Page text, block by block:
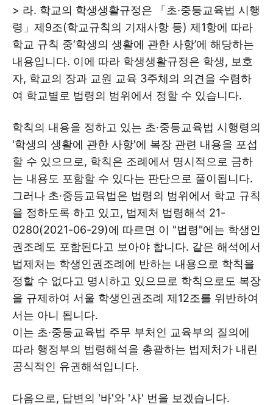
> 라. 학교의 학생생활규정은 「초·중등교육법 시행
령」제9조(학교규칙의 기재사항 등) 제1항에 따라
학교 규칙 중‘학생의 생활에 관한 사항’에 해당하는
내용입니다. 이에 따라 학생생활규정은 학생, 보호
자, 학교의 장과 교원 교육 3주체의 의견을 수렴하
여 학교별로 법령의 범위에서 정할 수 있습니다.
학칙의 내용을 정하고 있는 초·중등교육법 시행령의
'학생의 생활에 관한 사항'에 복장 관련 내용을 포섭
할 수 있으므로, 학칙은 조례에서 명시적으로 금하
는 내용도 포함할 수 있다는 판단으로 풀이됩니다.
그러나 초·중등교육법은 법령의 범위에서 학교 규칙
을 정하도록 하고 있고, 법제처 법령해석 21-
0280(2021-06-29)에 따르면 이 "법령"에는 학생인
권조례도 포함된다고 보아야 합니다. 같은 해석에서
법제처는 학생인권조례에 반하는 내용으로 학칙을
정할 수 없다고 명시하고 있으므로 학칙으로도 복장
을 규제하여 서울 학생인권조례 제12조를 위반하여
서는 아니 됩니다.
이는 초·중등교육법 주무 부처인 교육부의 질의에
따라 행정부의 법령해석을 총괄하는 법제처가 내린
공식적인 유권해석입니다.
다음으로, 답변의 '바'와 '사' 번을 보겠습니다.